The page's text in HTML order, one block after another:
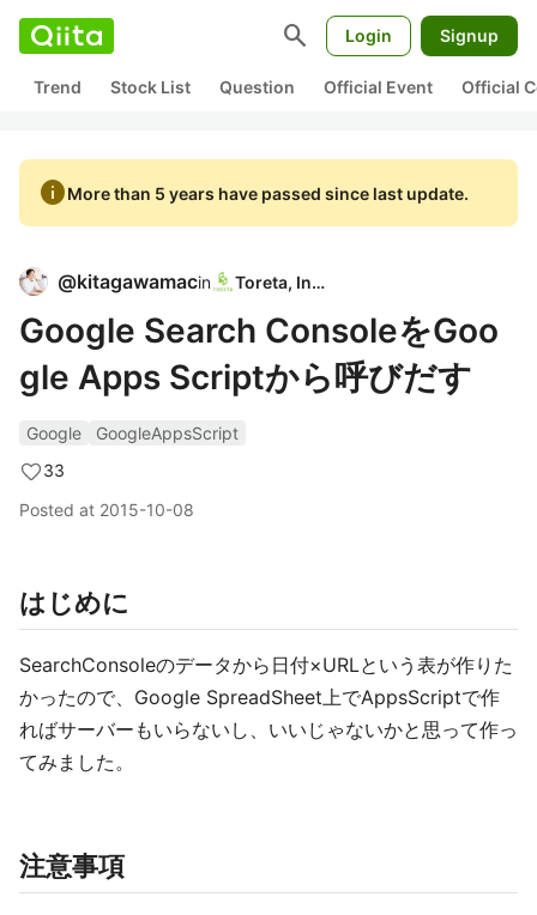
search Login Signup
Trend Stock List Question Official Event Official
infoMore than 5 years have passed since last update.
@kitagawamacin Toreta, Inc.
Google Search ConsoleをGoo
gle Apps Scriptから呼びだす
Google
GoogleAppsScript
33
Posted at 2015-10-08
はじめに
SearchConsoleのデータから日付×URLという表が作りた
かったので、Google SpreadSheet上でAppsScriptで作
ればサーバーもいらないし、いいじゃないかと思って作っ
てみました。
注意事項